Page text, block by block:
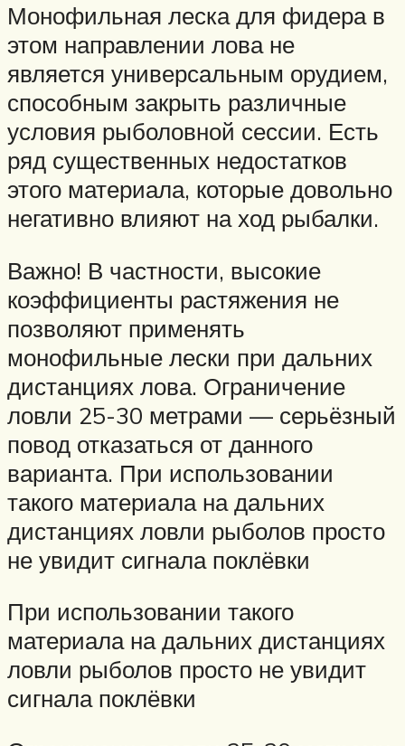
Монофильная леска для фидера в
этом направлении лова не
является универсальным орудием,
способным закрыть различные
условия рыболовной сессии. Есть
ряд существенных недостатков
этого материала, которые довольно
негативно влияют на ход рыбалки.
Важно! В частности, высокие
коэффициенты растяжения не
позволяют применять
монофильные лески при дальних
дистанциях лова. Ограничение
ловли 25-30 метрами — серьёзный
повод отказаться от данного
варианта. При использовании
такого материала на дальних
дистанциях ловли рыболов просто
не увидит сигнала поклёвки
При использовании такого
материала на дальних дистанциях
ловли рыболов просто не увидит
сигнала поклёвки